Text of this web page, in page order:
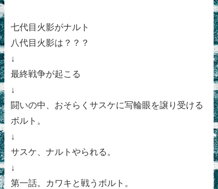
七代目火影がナルト
八代目火影は？？？
↓
最終戦争が起こる
↓
闘いの中、おそらくサスケに写輪眼を譲り受ける
ボルト。
↓
サスケ、ナルトやられる。
↓
第一話。カワキと戦うボルト。